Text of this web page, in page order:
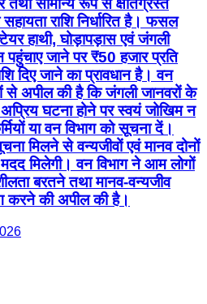
तथा सामान्य रूप से क्षतिग्रस्त
राशि निर्धारित है। फसल
हाथी, घोड़ापड़ास एवं जंगली
जाने पर ₹50 हजार प्रति
दिए जाने का प्रावधान है। वन
से अपील की है कि जंगली जानवरों के
घटना होने पर स्वयं जोखिम न
या वन विभाग को सूचना दें।
मिलने से वन्यजीवों एवं मानव दोनों
मिलेगी। वन विभाग ने आम लोगों
बरतने तथा मानव-वन्यजीव
करने की अपील की है।